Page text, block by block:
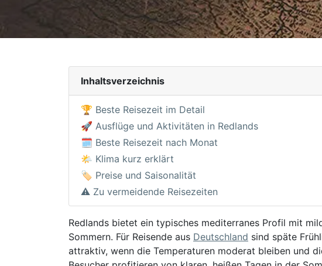
Inhaltsverzeichnis
🏆 Beste Reisezeit im Detail
🚀 Ausflüge und Aktivitäten in Redlands
🗓️ Beste Reisezeit nach Monat
🌤️ Klima kurz erklärt
🏷️ Preise und Saisonalität
⚠️ Zu vermeidende Reisezeiten
Redlands bietet ein typisches mediterranes Profil mit
Sommern. Für Reisende aus Deutschland sind späte
attraktiv, wenn die Temperaturen moderat bleiben und